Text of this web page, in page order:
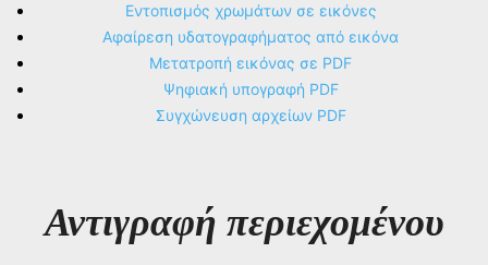
Εντοπισμός χρωμάτων σε εικόνες
Αφαίρεση υδατογραφήματος από εικόνα
Μετατροπή εικόνας σε PDF
Ψηφιακή υπογραφή PDF
Συγχώνευση αρχείων PDF
Αντιγραφή περιεχομένου